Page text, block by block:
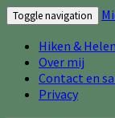
Toggle navigation
Hiken & Helen
Over mij
Contact en
Privacy